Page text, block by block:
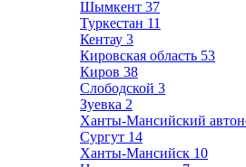
Шымкент 37
Туркестан 11
Кентау 3
Кировская область 53
Киров 38
Слободской 3
Зуевка 2
Ханты-Мансийский
Сургут 14
Ханты-Мансийск 10